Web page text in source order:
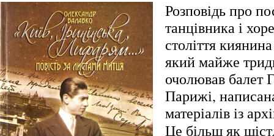
Розповідь про
танцівника і
століття
який майже
очолював балет
Парижі,
матеріалів із
Це більш як